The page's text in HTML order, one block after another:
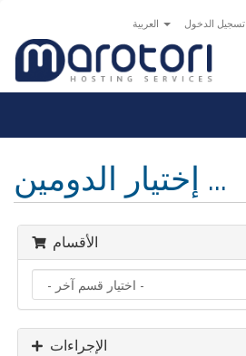
تسجيل الدخول
إختيار الدومين ...
الأقسام
الإجراءات